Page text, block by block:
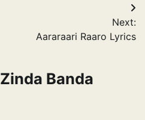
Next:
Aararaari Raaro Lyrics
Zinda Banda